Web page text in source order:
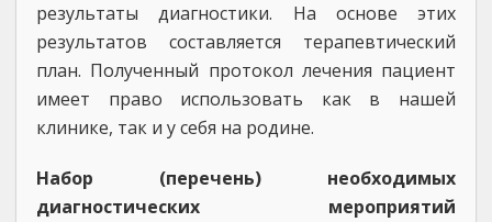
результаты диагностики. На основе этих
результатов составляется терапевтический
план. Полученный протокол лечения пациент
имеет право использовать как в нашей
клинике, так и у себя на родине.
Набор (перечень) необходимых
диагностических мероприятий